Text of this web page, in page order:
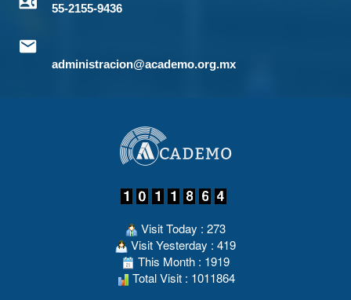
55-2155-9436
administracion@academo.org.mx
Visit Today : 273
Visit Yesterday : 419
This Month : 1919
Total Visit : 1011864